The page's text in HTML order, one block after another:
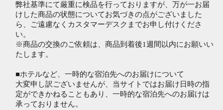
弊社基準にて厳重に検品を行っておりますが、万が一お届
けした商品の状態についてお気づきの点がございました
ら、ご遠慮なくカスタマーデスクまでお申し付けくださ
い。
※商品の交換のご依頼は、商品到着後1週間以内にお願いい
たします。
■ホテルなど、一時的な宿泊先へのお届けについて
大変申し訳ございませんが、当サイトではお届け日時の指
定ができかねることもあり、一時的な宿泊先へのお届けは
承っておりません。